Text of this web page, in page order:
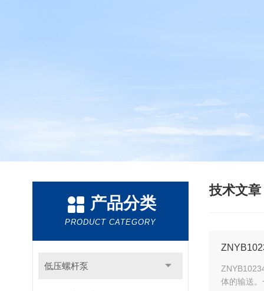
产品分类
PRODUCT CATEGORY
低压螺杆泵
技术文章
体的输送